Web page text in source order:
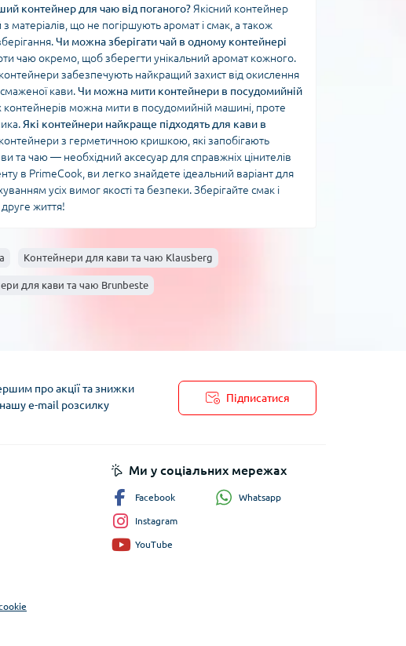
контейнер для чаю від поганого?Якісний контейнер
що не погіршують аромат і смак, а також
Чи можна зберігати чай в одному контейнері
чаю окремо, щоб зберегти унікальний аромат кожного.
забезпечують найкращий захист від окислення
кави.Чи можна мити контейнери в посудомийній
контейнерів можна мити в посудомийній машині, проте
Які контейнери найкраще підходять для кави в
з герметичною кришкою, які запобігають
та чаю — необхідний аксесуар для справжніх цінителів
в PrimeCook, ви легко знайдете ідеальний варіант для
усіх вимог якості та безпеки. Зберігайте смак і
життя!
Контейнери для кави та чаю Klausberg
для кави та чаю Brunbeste
про акції та знижки
e-mail розсилку
Підписатися
Ми у соціальних мережах
Facebook
Instagram
YouTube
Whatsapp